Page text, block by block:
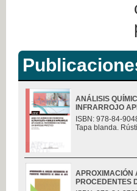
ANÁLISIS
INFRARROJO
ISBN: 978-84-
Tapa blanda.
APROXIMACIÓN
PROCEDENTES